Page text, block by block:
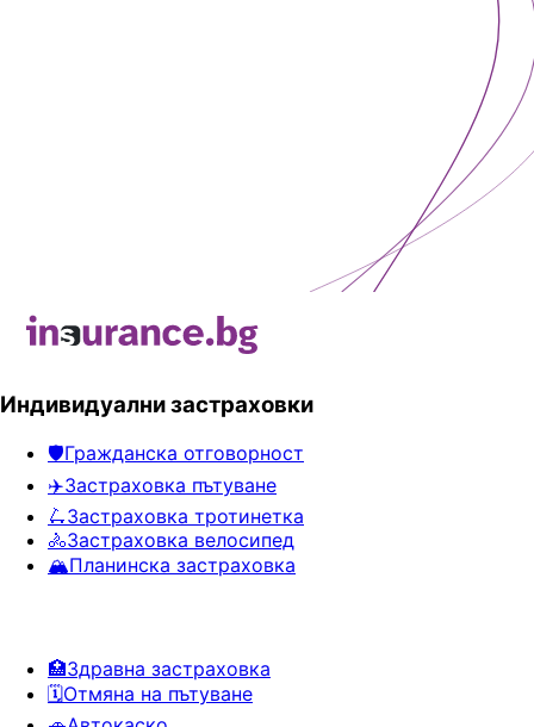
Индивидуални застраховки
🛡️Гражданска отговорност
✈️Застраховка пътуване
🛴Застраховка тротинетка
🚴Застраховка велосипед
🏔️Планинска застраховка
🏥Здравна застраховка
🗓️Отмяна на пътуване